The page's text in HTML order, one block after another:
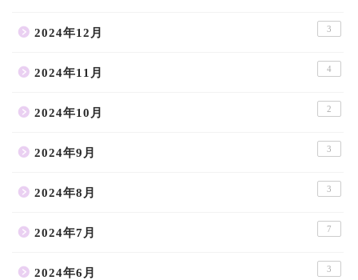
2024年12月 3
2024年11月 4
2024年10月 2
2024年9月 3
2024年8月 3
2024年7月 7
2024年6月 3